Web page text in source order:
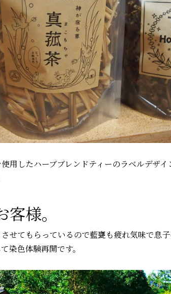
用したハーブブレンドティーのラベルデザ
様。
せてもらっているので藍甕も疲れ気味で息
染色体験再開です。